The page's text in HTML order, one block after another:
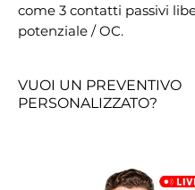
come 3 contatti passivi
potenziale / OC.
VUOI UN PREVENTIVO
PERSONALIZZATO?